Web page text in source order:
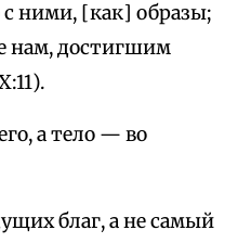
с ними, [как] образы;
нам, достигшим
а тело — во
благ, а не самый